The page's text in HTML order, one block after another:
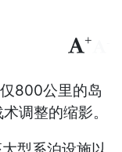
+
800公里的岛
调整的缩影。